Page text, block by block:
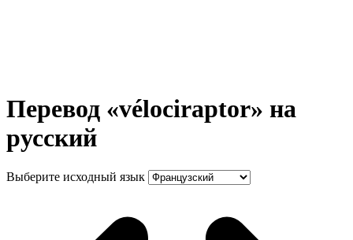
Перевод «vélociraptor» на
русский
Выберите исходный язык